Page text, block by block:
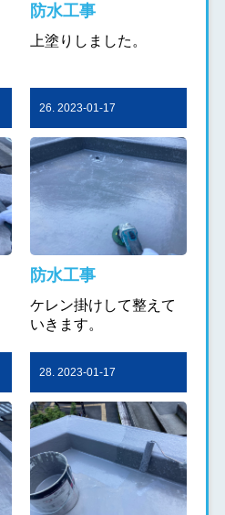
防水工事
上塗りしました。
26. 2023-01-17
防水工事
ケレン掛けして整えて
いきます。
28. 2023-01-17